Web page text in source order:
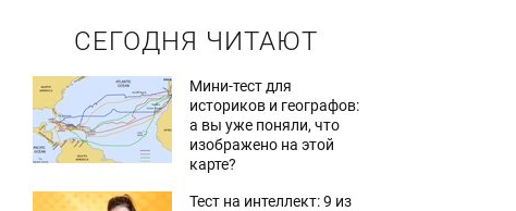
СЕГОДНЯ ЧИТАЮТ
Мини-тест для
историков и географов:
а вы уже поняли, что
изображено на этой
карте?
Тест на интеллект: 9 из